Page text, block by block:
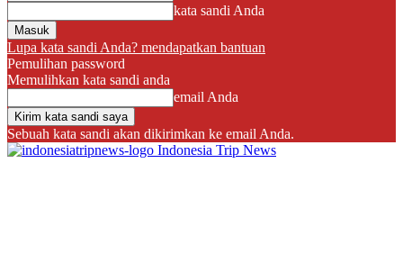
kata sandi Anda
Lupa kata sandi Anda? mendapatkan bantuan
Pemulihan password
Memulihkan kata sandi anda
email Anda
Sebuah kata sandi akan dikirimkan ke email Anda.
Indonesia Trip News